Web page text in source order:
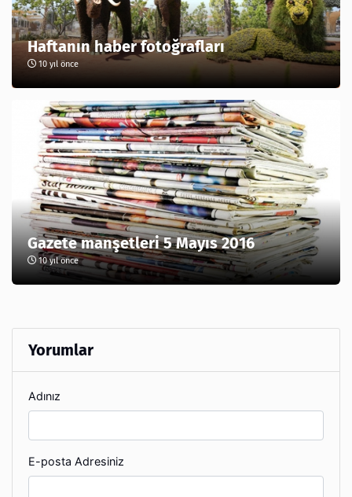
Haftanın haber fotoğrafları
10 yıl önce
Gazete manşetleri 5 Mayıs 2016
10 yıl önce
Yorumlar
Adınız
E-posta Adresiniz